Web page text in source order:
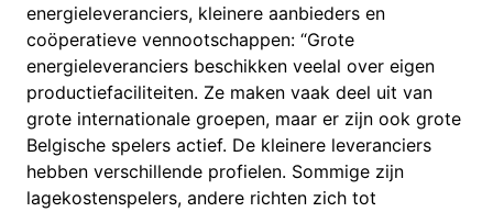
energieleveranciers, kleinere aanbieders en
coöperatieve vennootschappen: “Grote
energieleveranciers beschikken veelal over eigen
productiefaciliteiten. Ze maken vaak deel uit van
grote internationale groepen, maar er zijn ook grote
Belgische spelers actief. De kleinere leveranciers
hebben verschillende profielen. Sommige zijn
lagekostenspelers, andere richten zich tot